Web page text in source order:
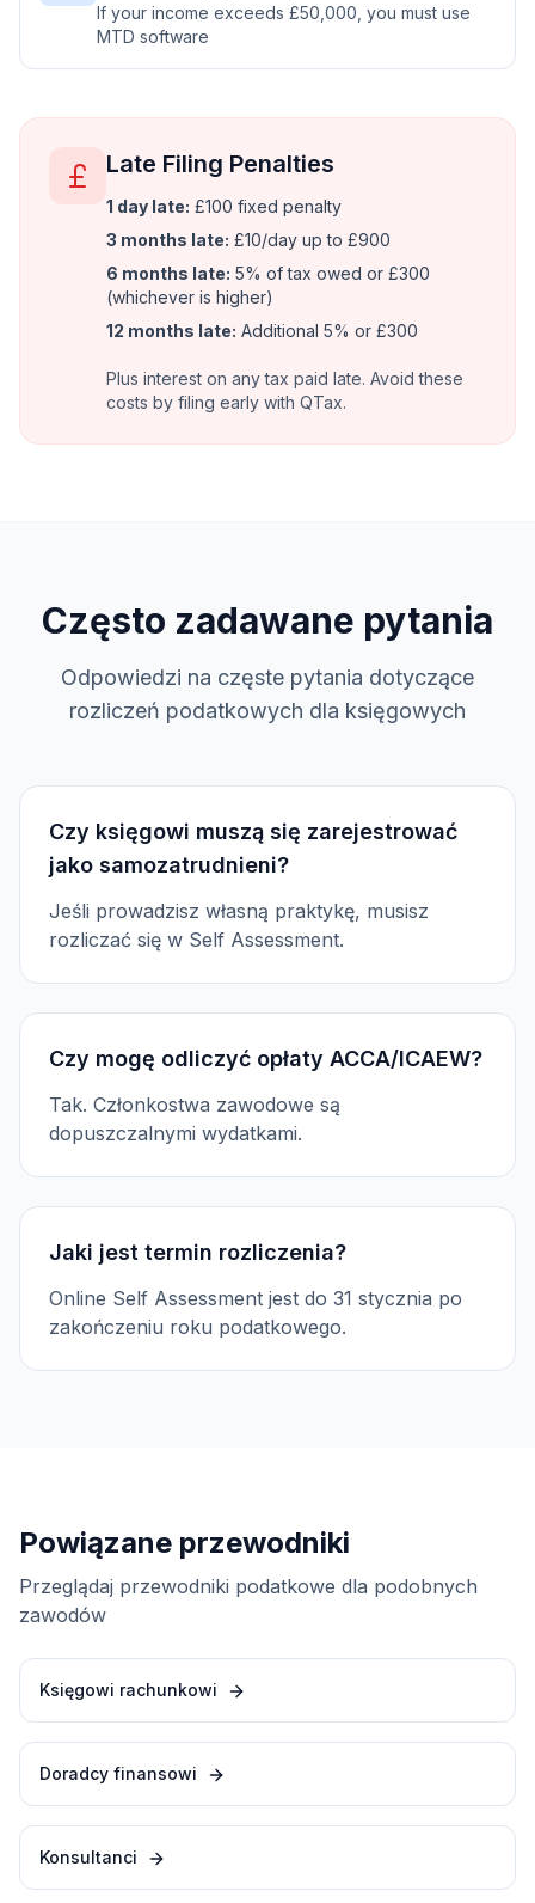
If your income exceeds £50,000, you must use
MTD software
Late Filing Penalties
1 day late: £100 fixed penalty
3 months late: £10/day up to £900
6 months late: 5% of tax owed or £300
(whichever is higher)
12 months late: Additional 5% or £300
Plus interest on any tax paid late. Avoid these
costs by filing early with QTax.
Często zadawane pytania
Odpowiedzi na częste pytania dotyczące
rozliczeń podatkowych dla księgowych
Czy księgowi muszą się zarejestrować
jako samozatrudnieni?
Jeśli prowadzisz własną praktykę, musisz
rozliczać się w Self Assessment.
Czy mogę odliczyć opłaty ACCA/ICAEW?
Tak. Członkostwa zawodowe są
dopuszczalnymi wydatkami.
Jaki jest termin rozliczenia?
Online Self Assessment jest do 31 stycznia po
zakończeniu roku podatkowego.
Powiązane przewodniki
Przeglądaj przewodniki podatkowe dla podobnych
zawodów
Księgowi rachunkowi
Doradcy finansowi
Konsultanci